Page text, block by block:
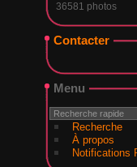
36581 photos
Contacter
Menu
Recherche
À propos
Notifications